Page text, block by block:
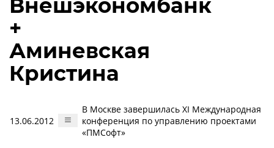
Внешэкономбанк
+
Аминевская
Кристина
13.06.2012
В Москве завершилась XI Международная
конференция по управлению проектами
«ПМСофт»